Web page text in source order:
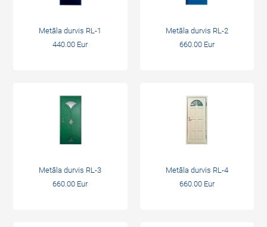
Metāla durvis RL-1
440.00 Eur
Metāla durvis RL-2
660.00 Eur
Metāla durvis RL-3
660.00 Eur
Metāla durvis RL-4
660.00 Eur